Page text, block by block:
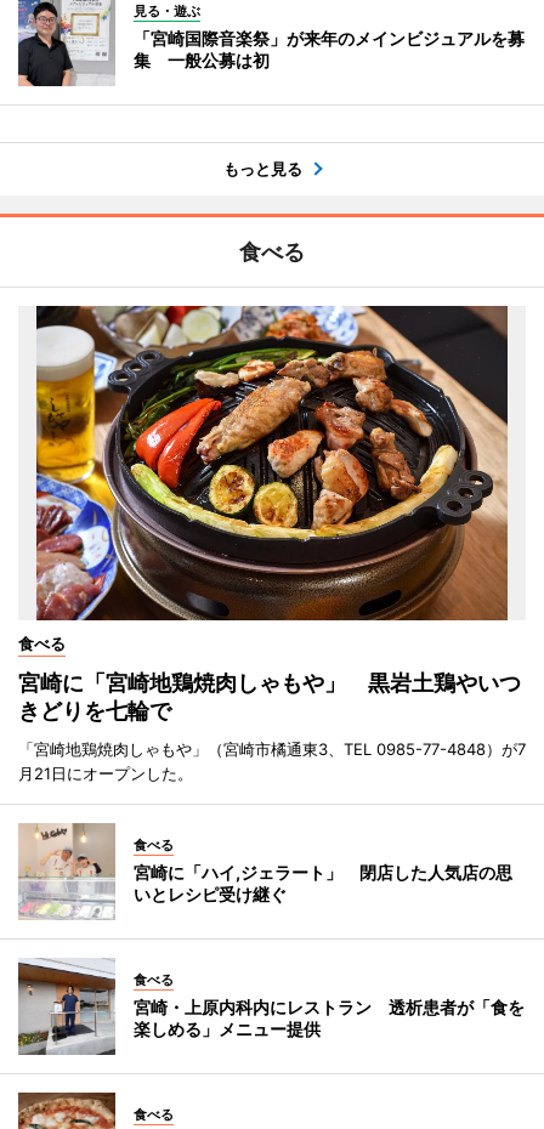
見る・遊ぶ
「宮崎国際音楽祭」が来年のメインビジュアルを募
集 一般公募は初
もっと見る
食べる
食べる
宮崎に「宮崎地鶏焼肉しゃもや」 黒岩土鶏やいつ
きどりを七輪で
「宮崎地鶏焼肉しゃもや」（宮崎市橘通東3、TEL 0985-77-4848）が7
月21日にオープンした。
食べる
宮崎に「ハイ,ジェラート」 閉店した人気店の思
いとレシピ受け継ぐ
食べる
宮崎・上原内科内にレストラン 透析患者が「食を
楽しめる」メニュー提供
食べる